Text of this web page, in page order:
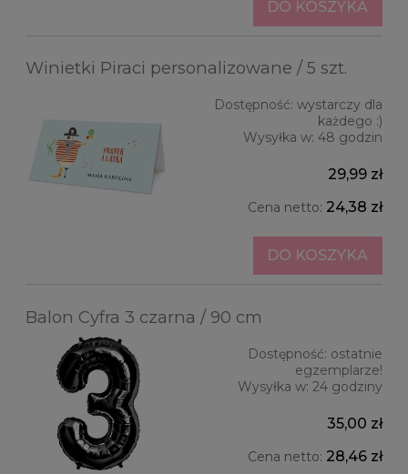
DO KOSZYKA
Winietki Piraci personalizowane / 5 szt.
Dostępność: wystarczy dla
każdego :)
Wysyłka w: 48 godzin
29,99 zł
Cena netto: 24,38 zł
DO KOSZYKA
Balon Cyfra 3 czarna / 90 cm
Dostępność: ostatnie
egzemplarze!
Wysyłka w: 24 godziny
35,00 zł
Cena netto: 28,46 zł